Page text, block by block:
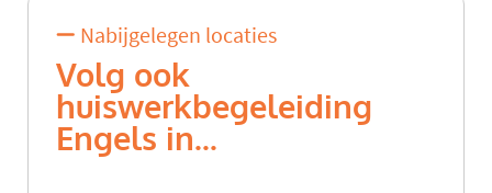
Nabijgelegen locaties
Volg ook
huiswerkbegeleiding
Engels in...